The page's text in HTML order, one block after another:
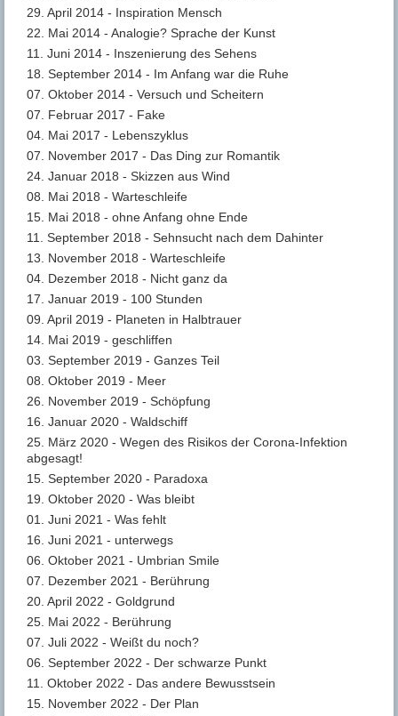
29. April 2014 - Inspiration Mensch
22. Mai 2014 - Analogie? Sprache der Kunst
11. Juni 2014 - Inszenierung des Sehens
18. September 2014 - Im Anfang war die Ruhe
07. Oktober 2014 - Versuch und Scheitern
07. Februar 2017 - Fake
04. Mai 2017 - Lebenszyklus
07. November 2017 - Das Ding zur Romantik
24. Januar 2018 - Skizzen aus Wind
08. Mai 2018 - Warteschleife
15. Mai 2018 - ohne Anfang ohne Ende
11. September 2018 - Sehnsucht nach dem Dahinter
13. November 2018 - Warteschleife
04. Dezember 2018 - Nicht ganz da
17. Januar 2019 - 100 Stunden
09. April 2019 - Planeten in Halbtrauer
14. Mai 2019 - geschliffen
03. September 2019 - Ganzes Teil
08. Oktober 2019 - Meer
26. November 2019 - Schöpfung
16. Januar 2020 - Waldschiff
25. März 2020 - Wegen des Risikos der Corona-Infektion
abgesagt!
15. September 2020 - Paradoxa
19. Oktober 2020 - Was bleibt
01. Juni 2021 - Was fehlt
16. Juni 2021 - unterwegs
06. Oktober 2021 - Umbrian Smile
07. Dezember 2021 - Berührung
20. April 2022 - Goldgrund
25. Mai 2022 - Berührung
07. Juli 2022 - Weißt du noch?
06. September 2022 - Der schwarze Punkt
11. Oktober 2022 - Das andere Bewusstsein
15. November 2022 - Der Plan